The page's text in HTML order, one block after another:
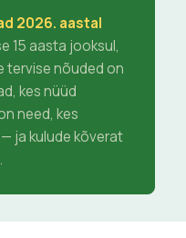
2026. aastal
15 aasta jooksul,
tervise nõuded on
kes nüüd
need, kes
ja kulude kõverat